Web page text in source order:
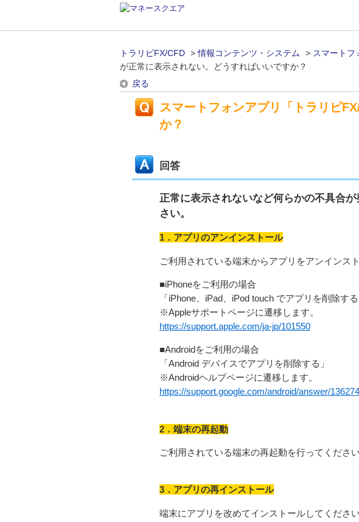
トラリピFX/CFD >情報コンテンツ・システム > スマートフ
が正常に表示されない。どうすればいいですか？
戻る
スマートフォンアプリ「トラリピ
か？
回答
正常に表示されないなど何らかの不具合
さい。
1．アプリのアンインストール
ご利用されている端末からアプリをアンインス
■iPhoneをご利用の場合
「iPhone、iPad、iPod touch でアプリを削除する
※Appleサポートページに遷移します。
https://support.apple.com/ja-jp/101550
■Androidをご利用の場合
「Android デバイスでアプリを削除する」
※Androidヘルプページに遷移します。
https://support.google.com/android/answer/
2．端末の再起動
ご利用されている端末の再起動を行ってください
3．アプリの再インストール
端末にアプリを改めてインストールしてください